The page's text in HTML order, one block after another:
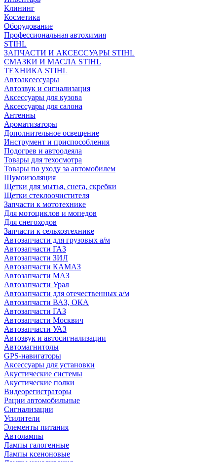
Клининг
Косметика
Оборудование
Профессиональная автохимия
STIHL
ЗАПЧАСТИ И АКСЕССУАРЫ STIHL
СМАЗКИ И МАСЛА STIHL
ТЕХНИКА STIHL
Автоаксессуары
Автозвук и сигнализация
Аксессуары для кузова
Аксессуары для салона
Антенны
Ароматизаторы
Дополнительное освещение
Инструмент и приспособления
Подогрев и автоодеяла
Товары для техосмотра
Товары по уходу за автомобилем
Шумоизоляция
Щетки для мытья, снега, скребки
Щетки стеклоочистителя
Запчасти к мототехнике
Для мотоциклов и мопедов
Для снегоходов
Запчасти к сельхозтехнике
Автозапчасти для грузовых а/м
Автозапчасти ГАЗ
Автозапчасти ЗИЛ
Автозапчасти КАМАЗ
Автозапчасти МАЗ
Автозапчасти Урал
Автозапчасти для отечественных а/м
Автозапчасти ВАЗ, ОКА
Автозапчасти ГАЗ
Автозапчасти Москвич
Автозапчасти УАЗ
Автозвук и автосигнализации
Автомагнитолы
GPS-навигаторы
Аксессуары для установки
Акустические системы
Акустические полки
Видеорегистраторы
Рации автомобильные
Сигнализации
Усилители
Элементы питания
Автолампы
Лампы галогенные
Лампы ксеноновые